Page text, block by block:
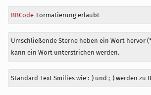
BBCode-Formatierung erlaubt
Umschließende Sterne heben ein Wort hervor
kann ein Wort unterstrichen werden.
Standard-Text Smilies wie :-) und ;-) werden